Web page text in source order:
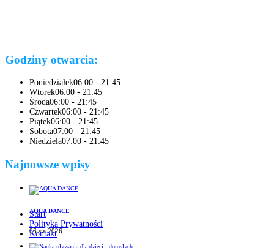
Godziny otwarcia:
Poniedziałek06:00 - 21:45
Wtorek06:00 - 21:45
Środa06:00 - 21:45
Czwartek06:00 - 21:45
Piątek06:00 - 21:45
Sobota07:00 - 21:45
Niedziela07:00 - 21:45
Najnowsze wpisy
AQUA DANCE
06 sie 2026
Start
Polityka Prywatności
Kontakt